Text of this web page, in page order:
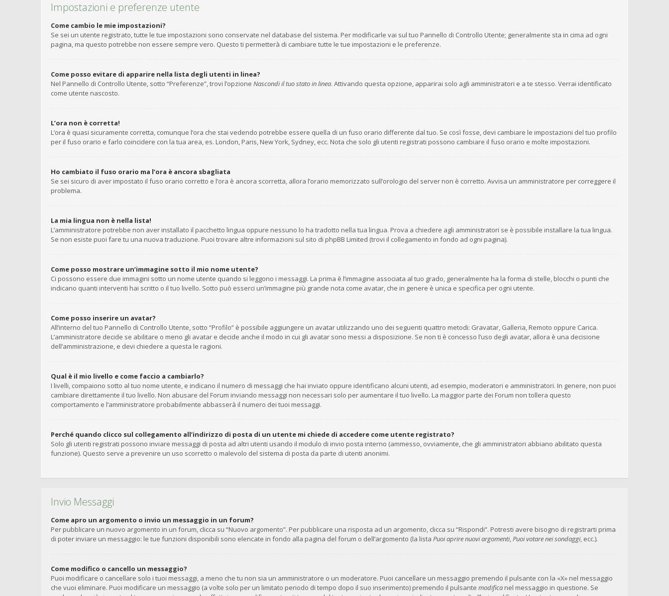
Impostazioni e preferenze utente
Come cambio le mie impostazioni?
Se sei un utente registrato, tutte le tue impostazioni sono conservate nel database del sistema. Per modificarle vai sul tuo Pannello di Controllo Utente; generalmente sta in cima ad ogni
pagina, ma questo potrebbe non essere sempre vero. Questo ti permetterà di cambiare tutte le tue impostazioni e le preferenze.
Come posso evitare di apparire nella lista degli utenti in linea?
Nel Pannello di Controllo Utente, sotto “Preferenze”, trovi l’opzione Nascondi il tuo stato in linea. Attivando questa opzione, apparirai solo agli amministratori e a te stesso. Verrai identificato
come utente nascosto.
L’ora non è corretta!
L’ora è quasi sicuramente corretta, comunque l’ora che stai vedendo potrebbe essere quella di un fuso orario differente dal tuo. Se così fosse, devi cambiare le impostazioni del tuo profilo
per il fuso orario e farlo coincidere con la tua area, es. London, Paris, New York, Sydney, ecc. Nota che solo gli utenti registrati possono cambiare il fuso orario e molte impostazioni.
Ho cambiato il fuso orario ma l’ora è ancora sbagliata
Se sei sicuro di aver impostato il fuso orario corretto e l’ora è ancora scorretta, allora l’orario memorizzato sull’orologio del server non è corretto. Avvisa un amministratore per correggere il
problema.
La mia lingua non è nella lista!
L’amministratore potrebbe non aver installato il pacchetto lingua oppure nessuno lo ha tradotto nella tua lingua. Prova a chiedere agli amministratori se è possibile installare la tua lingua.
Se non esiste puoi fare tu una nuova traduzione. Puoi trovare altre informazioni sul sito di phpBB Limited (trovi il collegamento in fondo ad ogni pagina).
Come posso mostrare un’immagine sotto il mio nome utente?
Ci possono essere due immagini sotto un nome utente quando si leggono i messaggi. La prima è l’immagine associata al tuo grado, generalmente ha la forma di stelle, blocchi o punti che
indicano quanti interventi hai scritto o il tuo livello. Sotto può esserci un’immagine più grande nota come avatar, che in genere è unica e specifica per ogni utente.
Come posso inserire un avatar?
All’interno del tuo Pannello di Controllo Utente, sotto “Profilo” è possibile aggiungere un avatar utilizzando uno dei seguenti quattro metodi: Gravatar, Galleria, Remoto oppure Carica.
L’amministratore decide se abilitare o meno gli avatar e decide anche il modo in cui gli avatar sono messi a disposizione. Se non ti è concesso l’uso degli avatar, allora è una decisione
dell’amministrazione, e devi chiedere a questa le ragioni.
Qual è il mio livello e come faccio a cambiarlo?
I livelli, compaiono sotto al tuo nome utente, e indicano il numero di messaggi che hai inviato oppure identificano alcuni utenti, ad esempio, moderatori e amministratori. In genere, non puoi
cambiare direttamente il tuo livello. Non abusare del Forum inviando messaggi non necessari solo per aumentare il tuo livello. La maggior parte dei Forum non tollera questo
comportamento e l’amministratore probabilmente abbasserà il numero dei tuoi messaggi.
Perché quando clicco sul collegamento all’indirizzo di posta di un utente mi chiede di accedere come utente registrato?
Solo gli utenti registrati possono inviare messaggi di posta ad altri utenti usando il modulo di invio posta interno (ammesso, ovviamente, che gli amministratori abbiano abilitato questa
funzione). Questo serve a prevenire un uso scorretto o malevolo del sistema di posta da parte di utenti anonimi.
Invio Messaggi
Come apro un argomento o invio un messaggio in un forum?
Per pubblicare un nuovo argomento in un forum, clicca su “Nuovo argomento”. Per pubblicare una risposta ad un argomento, clicca su “Rispondi”. Potresti avere bisogno di registrarti prima
di poter inviare un messaggio: le tue funzioni disponibili sono elencate in fondo alla pagina del forum o dell’argomento (la lista Puoi aprire nuovi argomenti,Puoi votare nei sondaggi, ecc.).
Come modifico o cancello un messaggio?
Puoi modificare o cancellare solo i tuoi messaggi, a meno che tu non sia un amministratore o un moderatore. Puoi cancellare un messaggio premendo il pulsante con la «X» nel messaggio
che vuoi eliminare. Puoi modificare un messaggio (a volte solo per un limitato periodo di tempo dopo il suo inserimento) premendo il pulsante modifica nel messaggio in questione. Se